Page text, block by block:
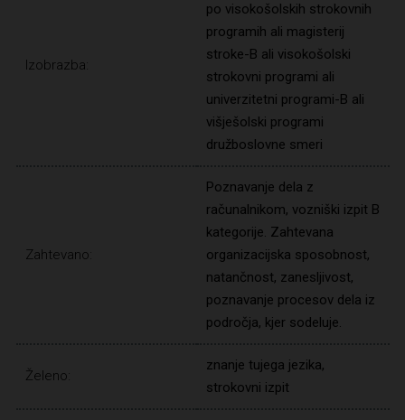
Izobrazba:
po visokošolskih strokovnih
programih ali magisterij
stroke-B ali visokošolski
strokovni programi ali
univerzitetni programi-B ali
višješolski programi
družboslovne smeri
Zahtevano:
Poznavanje dela z
računalnikom, vozniški izpit B
kategorije. Zahtevana
organizacijska sposobnost,
natančnost, zanesljivost,
poznavanje procesov dela iz
področja, kjer sodeluje.
Želeno:
znanje tujega jezika,
strokovni izpit